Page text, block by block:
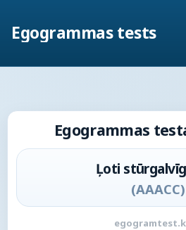
Egogrammas tests
Egogrammas
Ļoti
(AAACC)